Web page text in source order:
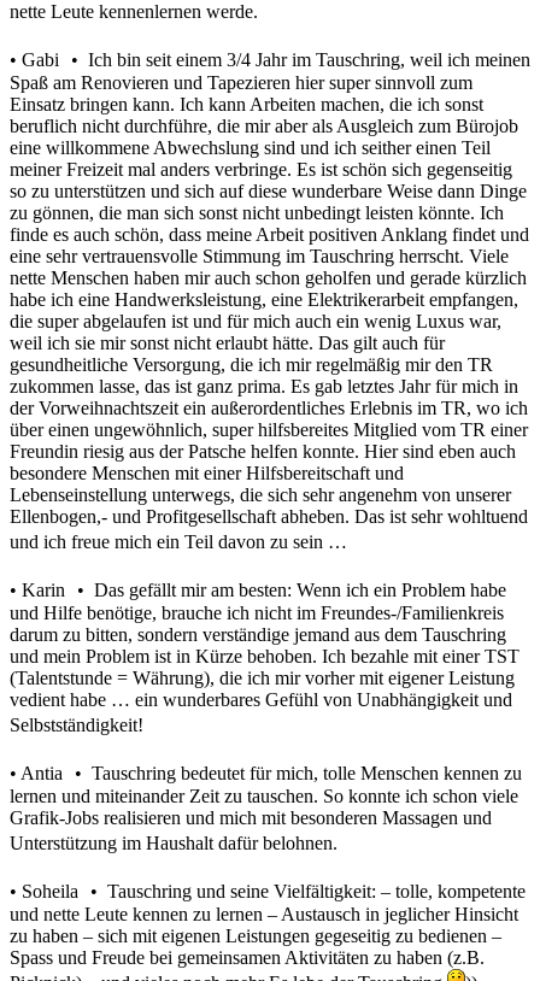
nette Leute kennenlernen werde.
• Gabi • Ich bin seit einem 3/4 Jahr im Tauschring, weil ich meinen
Spaß am Renovieren und Tapezieren hier super sinnvoll zum
Einsatz bringen kann. Ich kann Arbeiten machen, die ich sonst
beruflich nicht durchführe, die mir aber als Ausgleich zum Bürojob
eine willkommene Abwechslung sind und ich seither einen Teil
meiner Freizeit mal anders verbringe. Es ist schön sich gegenseitig
so zu unterstützen und sich auf diese wunderbare Weise dann Dinge
zu gönnen, die man sich sonst nicht unbedingt leisten könnte. Ich
finde es auch schön, dass meine Arbeit positiven Anklang findet und
eine sehr vertrauensvolle Stimmung im Tauschring herrscht. Viele
nette Menschen haben mir auch schon geholfen und gerade kürzlich
habe ich eine Handwerksleistung, eine Elektrikerarbeit empfangen,
die super abgelaufen ist und für mich auch ein wenig Luxus war,
weil ich sie mir sonst nicht erlaubt hätte. Das gilt auch für
gesundheitliche Versorgung, die ich mir regelmäßig mir den TR
zukommen lasse, das ist ganz prima. Es gab letztes Jahr für mich in
der Vorweihnachtszeit ein außerordentliches Erlebnis im TR, wo ich
über einen ungewöhnlich, super hilfsbereites Mitglied vom TR einer
Freundin riesig aus der Patsche helfen konnte. Hier sind eben auch
besondere Menschen mit einer Hilfsbereitschaft und
Lebenseinstellung unterwegs, die sich sehr angenehm von unserer
Ellenbogen,- und Profitgesellschaft abheben. Das ist sehr wohltuend
und ich freue mich ein Teil davon zu sein …
• Karin • Das gefällt mir am besten: Wenn ich ein Problem habe
und Hilfe benötige, brauche ich nicht im Freundes-/Familienkreis
darum zu bitten, sondern verständige jemand aus dem Tauschring
und mein Problem ist in Kürze behoben. Ich bezahle mit einer TST
(Talentstunde = Währung), die ich mir vorher mit eigener Leistung
vedient habe … ein wunderbares Gefühl von Unabhängigkeit und
Selbstständigkeit!
• Antia • Tauschring bedeutet für mich, tolle Menschen kennen zu
lernen und miteinander Zeit zu tauschen. So konnte ich schon viele
Grafik-Jobs realisieren und mich mit besonderen Massagen und
Unterstützung im Haushalt dafür belohnen.
• Soheila • Tauschring und seine Vielfältigkeit: – tolle, kompetente
und nette Leute kennen zu lernen – Austausch in jeglicher Hinsicht
zu haben – sich mit eigenen Leistungen gegeseitig zu bedienen –
Spass und Freude bei gemeinsamen Aktivitäten zu haben (z.B.